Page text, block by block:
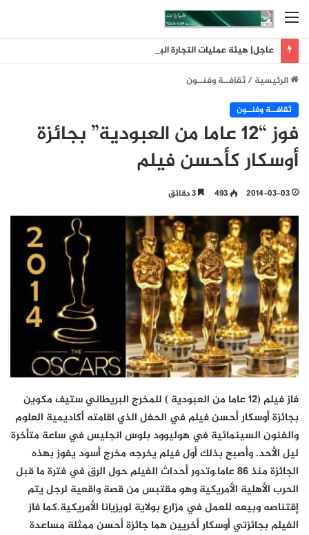
القائمة
الرئيسية/ثقافــة وفنــون
ثقافــة وفنــون
فوز “12 عاما من العبودية” بجائزة
أوسكار كأحسن فيلم
2014-03-03
493
فاز فيلم (12 عاما من العبودية ) للمخرج البريطاني ستيف مكوين
بجائزة أوسكار أحسن فيلم في الحفل الذي اقامته أكاديمية العلوم
والفنون السينمائية في هوليوود بلوس انجليس في ساعة متأخرة
ليل الأحد. وأصبح بذلك أول فيلم يخرجه مخرج أسود يفوز بهذه
الجائزة منذ 86 عاما.وتدور أحداث الفيلم حول الرق في فترة ما قبل
الحرب الأهلية الأمريكية وهو مقتبس من قصة واقعية لرجل يتم
إقتناصه وبيعه للعمل في مزارع بولاية لويزيانا الأمريكية.كما فاز
الفيلم بجائزتي أوسكار أخريين هما جائزة أحسن ممثلة مساعدة